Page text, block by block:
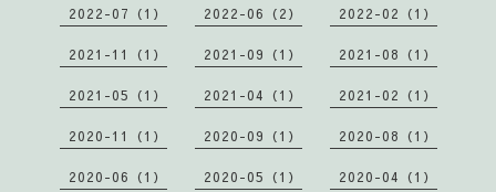
2022-07（1） 2022-06（2） 2022-02（1）
2021-11（1） 2021-09（1） 2021-08（1）
2021-05（1） 2021-04（1） 2021-02（1）
2020-11（1） 2020-09（1） 2020-08（1）
2020-06（1） 2020-05（1） 2020-04（1）